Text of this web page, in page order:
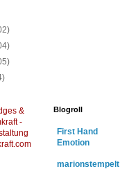
&
-
Blogroll
First Hand
Emotion
marionstempelt